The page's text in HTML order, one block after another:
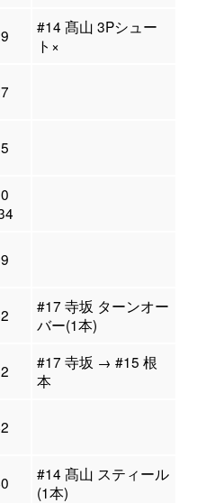
#14 髙山 3Pシュー
ト×
#17 寺坂 ターンオー
バー(1本)
#17 寺坂 → #15 根
本
#14 髙山 スティール
(1本)